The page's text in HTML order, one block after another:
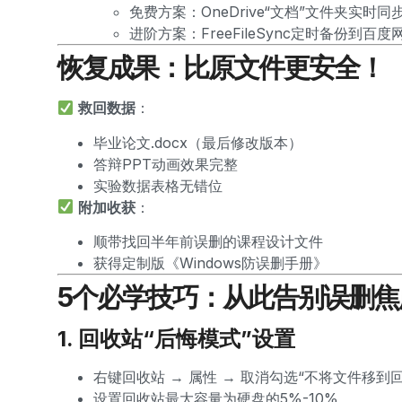
免费方案：OneDrive“文档”文件夹实时同
进阶方案：FreeFileSync定时备份到百度
恢复成果：比原文件更安全！
救回数据 ：
毕业论文.docx（最后修改版本）
答辩PPT动画效果完整
实验数据表格无错位
附加收获 ：
顺带找回半年前误删的课程设计文件
获得定制版《Windows防误删手册》
5个必学技巧：从此告别误删
1. 回收站“后悔模式”设置
右键回收站 → 属性 → 取消勾选“不将文件移到